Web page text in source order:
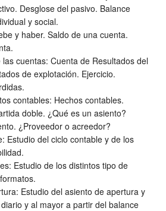
Desglose del pasivo. Balance
y social.
y haber. Saldo de una cuenta.
cuentas: Cuenta de Resultados del
de explotación. Ejercicio.
contables: Hechos contables.
doble. ¿Qué es un asiento?
¿Proveedor o acreedor?
Estudio del ciclo contable y de los
Estudio de los distintos tipo de
Estudio del asiento de apertura y
y al mayor a partir del balance